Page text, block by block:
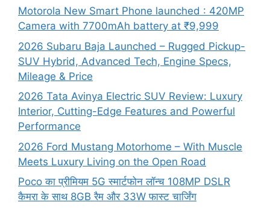
Motorola New Smart Phone launched : 420MP
Camera with 7700mAh battery at ₹9,999
2026 Subaru Baja Launched – Rugged Pickup-
SUV Hybrid, Advanced Tech, Engine Specs,
Mileage & Price
2026 Tata Avinya Electric SUV Review: Luxury
Interior, Cutting-Edge Features and Powerful
Performance
2026 Ford Mustang Motorhome – With Muscle
Meets Luxury Living on the Open Road
Poco का प्रीमियम 5G स्मार्टफोन लॉन्च 108MP DSLR
कैमरा के साथ 8GB रैम और 33W फास्ट चार्जिंग